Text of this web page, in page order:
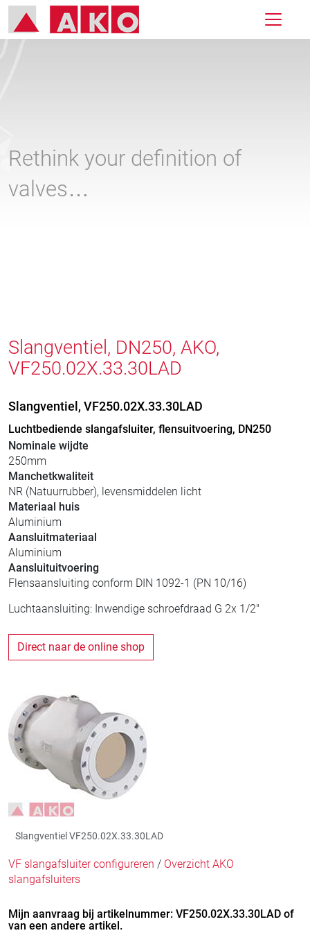
Rethink your definition of
valves…
Slangventiel, DN250, AKO,
VF250.02X.33.30LAD
Slangventiel, VF250.02X.33.30LAD
Luchtbediende slangafsluiter, flensuitvoering, DN250
Nominale wijdte
250mm
Manchetkwaliteit
NR (Natuurrubber), levensmiddelen licht
Materiaal huis
Aluminium
Aansluitmateriaal
Aluminium
Aansluituitvoering
Flensaansluiting conform DIN 1092-1 (PN 10/16)
Luchtaansluiting: Inwendige schroefdraad G 2x 1/2"
Direct naar de online shop
Slangventiel VF250.02X.33.30LAD
VF slangafsluiter configureren / Overzicht AKO
slangafsluiters
Mijn aanvraag bij artikelnummer: VF250.02X.33.30LAD of
van een andere artikel.